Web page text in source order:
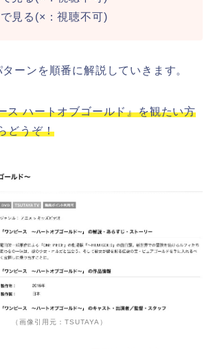
見る(×：視聴不可)
ーンを順番に解説していきます。
ス ハートオブゴールド』を観たい方
どうぞ！
（画像引用元：TSUTAYA）